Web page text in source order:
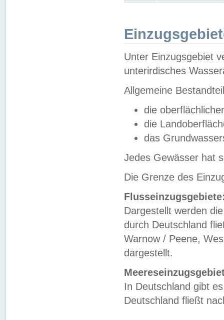
Unter Einzugsgebiet
unterirdisches
Allgemeine
die
die
das
Jedes Gewässer hat
Die Grenze des
Dargestellt werden
durch Deutschland
Warnow / Peene,
dargestellt.
In Deutschland gibt
Deutschland fließt